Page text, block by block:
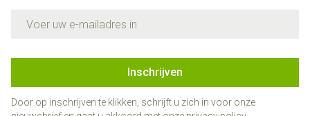
Inschrijven
Door op inschrijven te klikken, schrijft u zich in voor onze